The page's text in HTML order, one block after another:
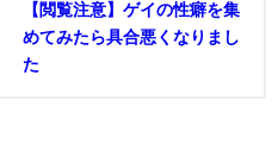
【閲覧注意】ゲイの性癖を集
めてみたら具合悪くなりまし
た